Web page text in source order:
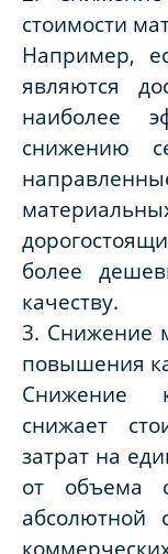
стоимости
Например,
являются
наиболее
снижению
более
качеству.
3. Снижение
повышения
Снижение
снижает
затрат на
от объема